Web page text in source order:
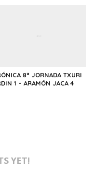
8ª JORNADA TXURI
1 – ARAMÓN JACA 4
YET!